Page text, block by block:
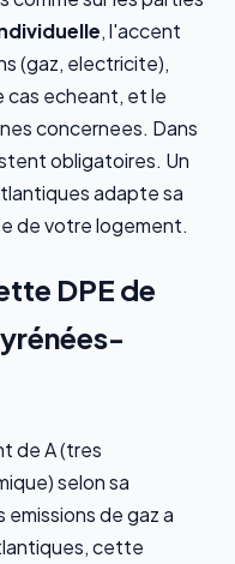
, l'accent
(gaz, electricite),
cas echeant, et le
concernees. Dans
obligatoires. Un
adapte sa
de votre logement.
DPE de
de A (tres
selon sa
de gaz a
cette